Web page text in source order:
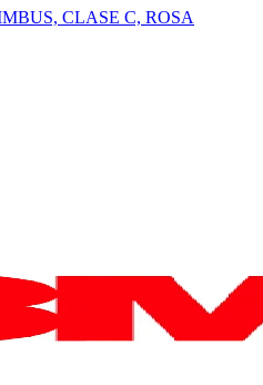
CLASE C, ROSA